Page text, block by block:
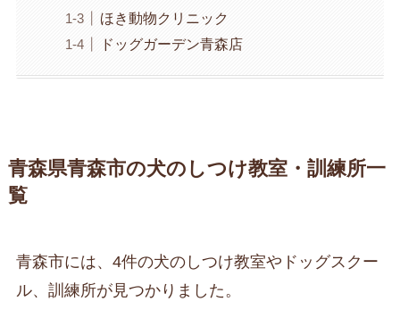
ほき動物クリニック
ドッグガーデン青森店
青森県青森市の犬のしつけ教室・訓練所一
覧
青森市には、4件の犬のしつけ教室やドッグスクー
ル、訓練所が見つかりました。